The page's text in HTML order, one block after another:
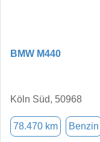
BMW M440
Köln Süd, 50968
78.470 km Benzin